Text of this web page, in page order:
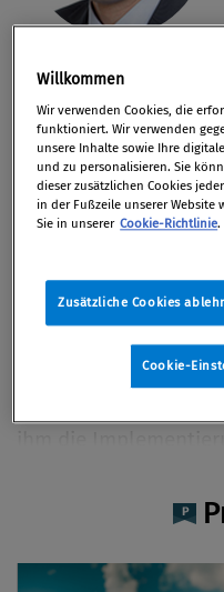
Dr. Werner
Artikel auf
Artikel auf
Artikel auf
Vita
Werner Gedlicka hat
in der
Leiter des DPP
Willkommen
Wir verwenden Cookies, die
funktioniert. Wir verwenden
unsere Inhalte sowie Ihre
und zu personalisieren. Sie
dieser zusätzlichen Cookies
in der Fußzeile unserer
Sie in unserer Cookie-Richtlinie.
Zusätzliche Cookies
Cookie-